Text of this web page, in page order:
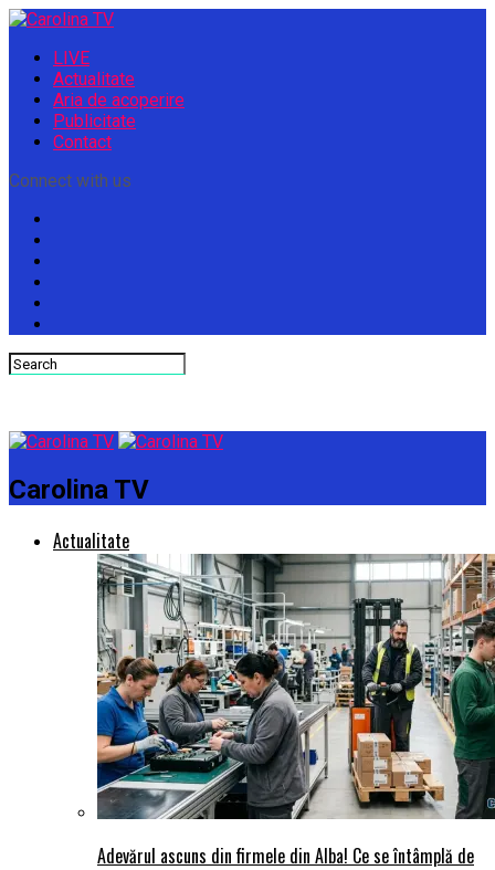
LIVE
Actualitate
Aria de acoperire
Publicitate
Contact
Connect with us
Carolina TV
Actualitate
Adevărul ascuns din firmele din Alba! Ce se întâmplă de